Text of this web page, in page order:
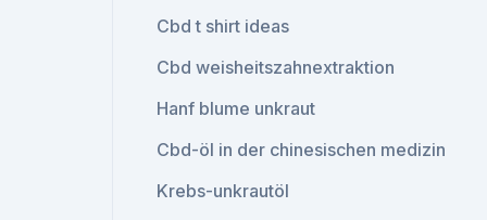
Cbd t shirt ideas
Cbd weisheitszahnextraktion
Hanf blume unkraut
Cbd-öl in der chinesischen medizin
Krebs-unkrautöl